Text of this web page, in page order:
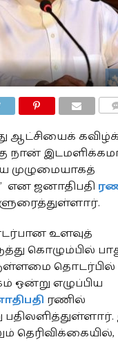
ஆட்சியைக்
நான்
முழுமையாகத்
என ஜனாதிபதி
உளவுத்
கொழும்பில்
தொடர்பில்
ஒன்று எழுப்பிய
ரணில்
தெரிவிக்கையில்,